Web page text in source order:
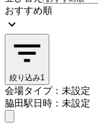
おすすめ順
絞り込み1
会場タイプ：未設定
脇田駅日時：未設定